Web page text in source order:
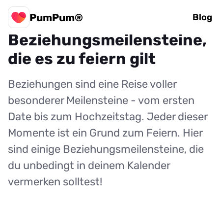
PumPum® Blog
18
Beziehungsmeilensteine,
die es zu feiern gilt
Beziehungen sind eine Reise voller
besonderer Meilensteine - vom ersten
Date bis zum Hochzeitstag. Jeder dieser
Momente ist ein Grund zum Feiern. Hier
sind einige Beziehungsmeilensteine, die
du unbedingt in deinem Kalender
vermerken solltest!